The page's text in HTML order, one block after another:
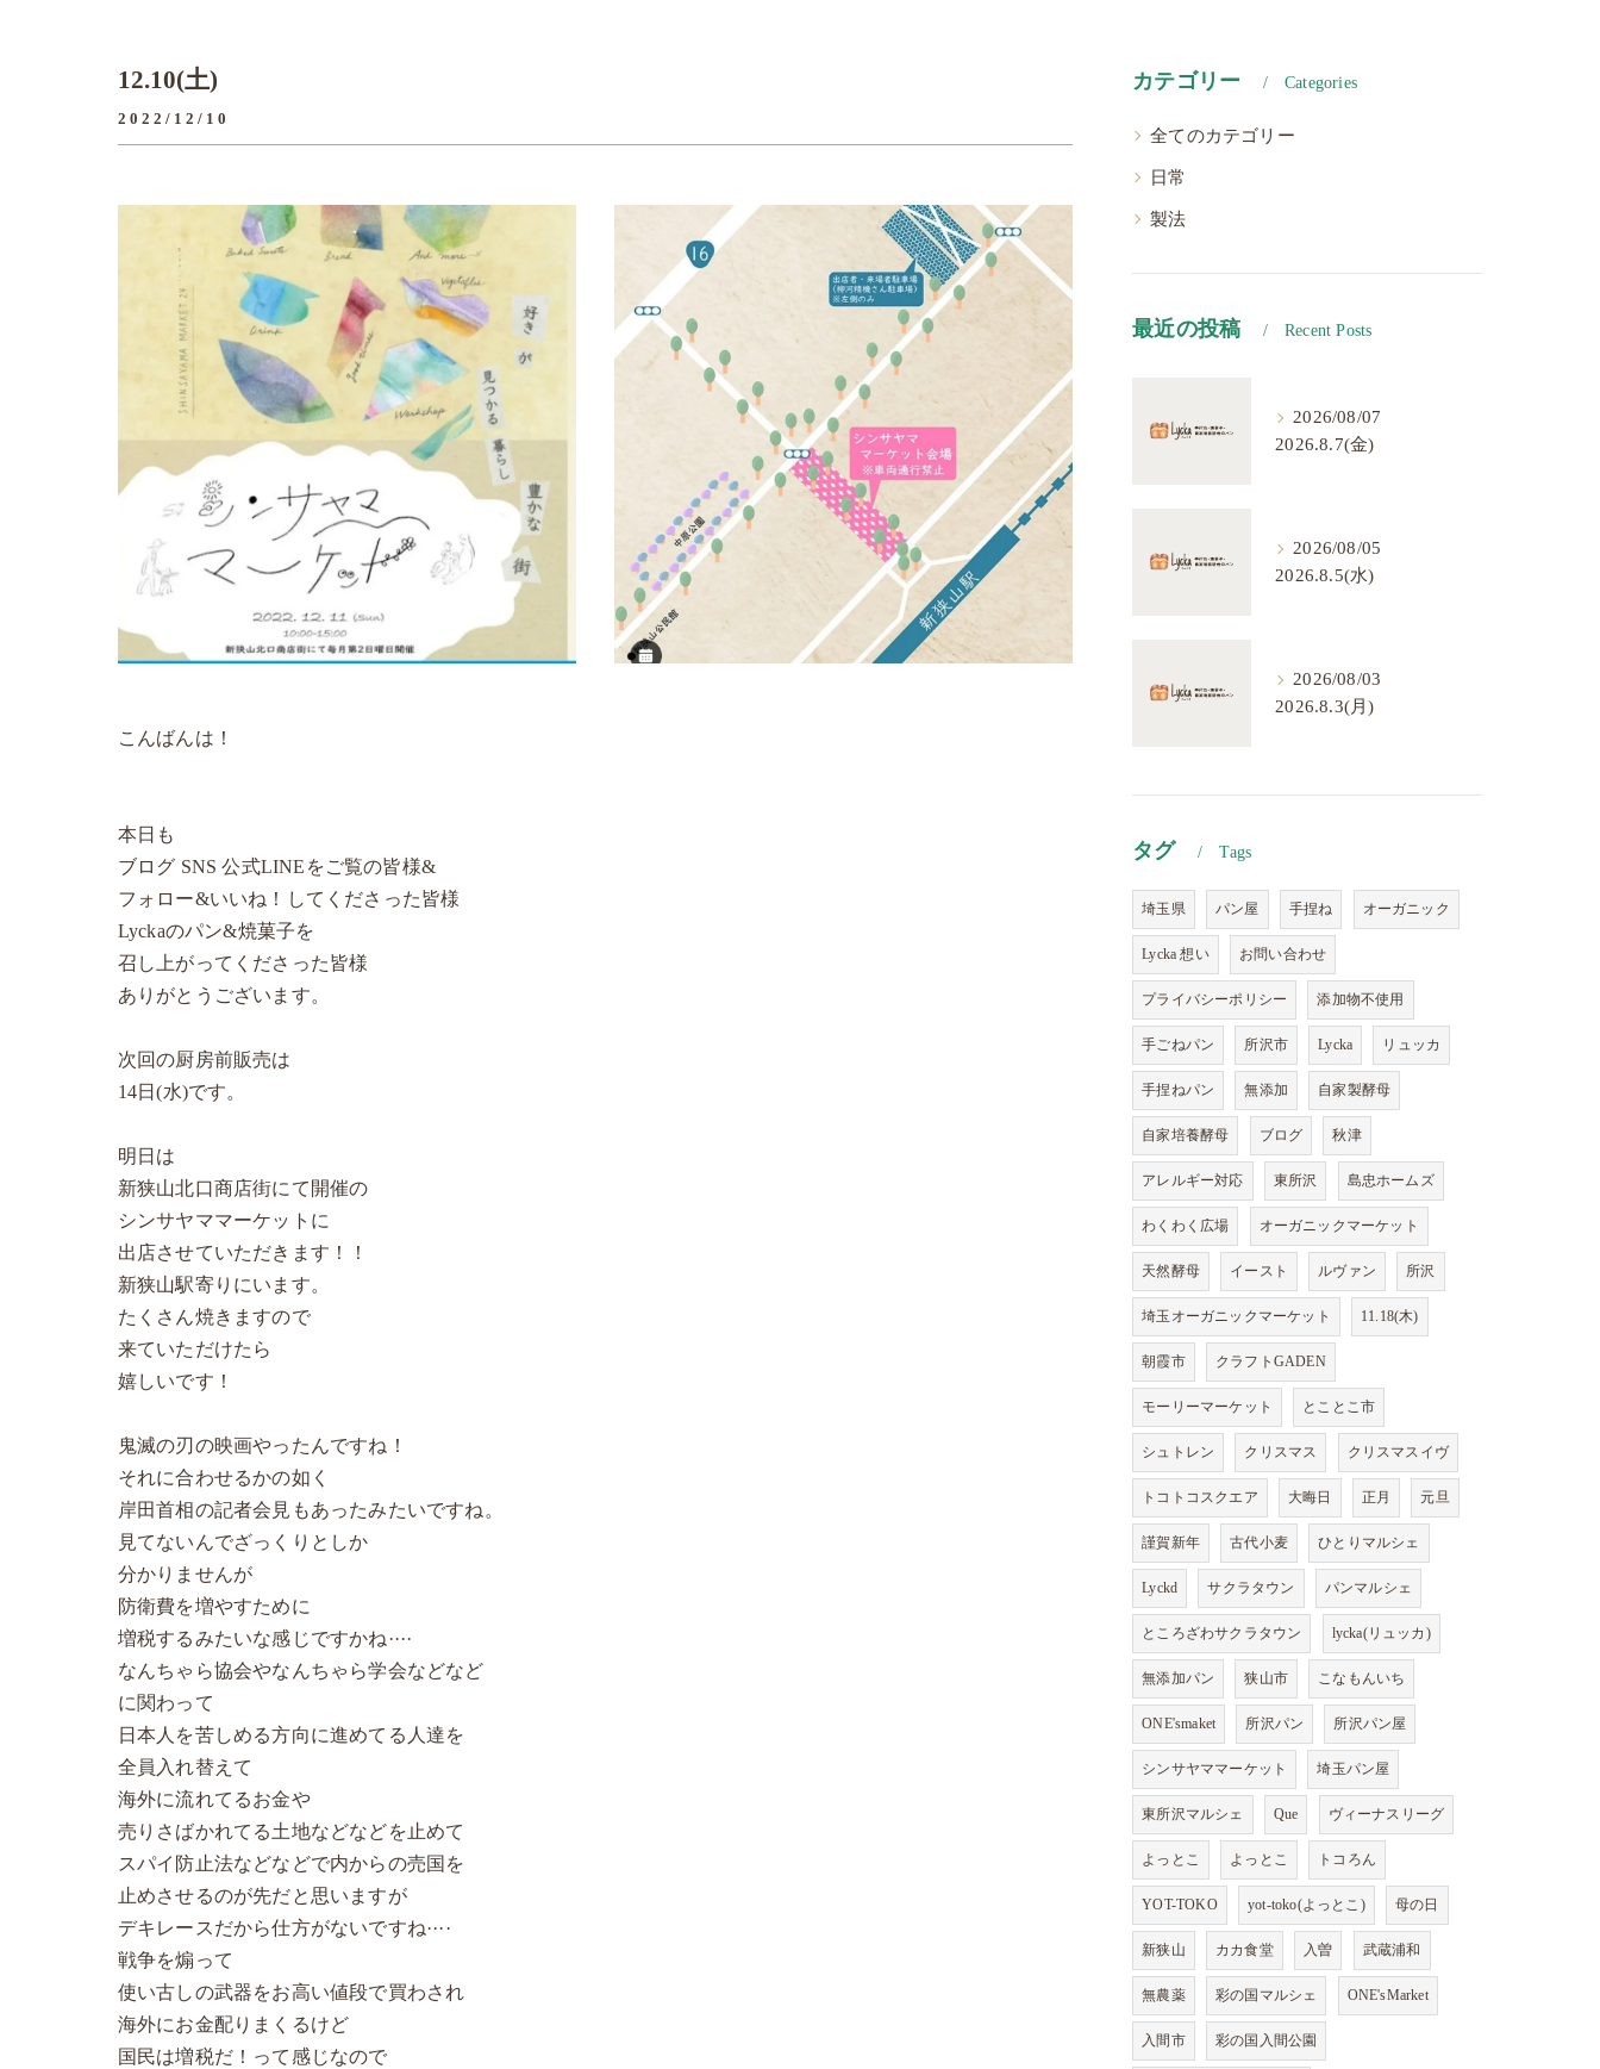
12.10(土)
2022/12/10
こんばんは！
本日も
ブログ SNS 公式LINEをご覧の皆様&
フォロー&いいね！してくださった皆様
Lyckaのパン&焼菓子を
召し上がってくださった皆様
ありがとうございます。
次回の厨房前販売は
14日(水)です。
明日は
新狭山北口商店街にて開催の
シンサヤママーケットに
出店させていただきます！！
新狭山駅寄りにいます。
たくさん焼きますので
来ていただけたら
嬉しいです！
鬼滅の刃の映画やったんですね！
それに合わせるかの如く
岸田首相の記者会見もあったみたいですね。
見てないんでざっくりとしか
分かりませんが
防衛費を増やすために
増税するみたいな感じですかね····
なんちゃら協会やなんちゃら学会などなど
に関わって
日本人を苦しめる方向に進めてる人達を
全員入れ替えて
海外に流れてるお金や
売りさばかれてる土地などなどを止めて
スパイ防止法などなどで内からの売国を
止めさせるのが先だと思いますが
デキレースだから仕方がないですね····
戦争を煽って
使い古しの武器をお高い値段で買わされ
海外にお金配りまくるけど
国民は増税だ！って感じなので
カテゴリー Categories
全てのカテゴリー
日常
製法
最近の投稿 Recent Posts
2026/08/07
2026.8.7(金)
2026/08/05
2026.8.5(水)
2026/08/03
2026.8.3(月)
タグ Tags
埼玉県 パン屋 手捏ね オーガニック
Lycka 想い お問い合わせ
プライバシーポリシー 添加物不使用
手ごねパン 所沢市 Lycka リュッカ
手捏ねパン 無添加 自家製酵母
自家培養酵母 ブログ 秋津
アレルギー対応 東所沢 島忠ホームズ
わくわく広場 オーガニックマーケット
天然酵母 イースト ルヴァン 所沢
埼玉オーガニックマーケット 11.18(木)
朝霞市 クラフトGADEN
モーリーマーケット とことこ市
シュトレン クリスマス クリスマスイヴ
トコトコスクエア 大晦日 正月 元旦
謹賀新年 古代小麦 ひとりマルシェ
Lyckd サクラタウン パンマルシェ
ところざわサクラタウン lycka(リュッカ)
無添加パン 狭山市 こなもんいち
ONE'smaket 所沢パン 所沢パン屋
シンサヤママーケット 埼玉パン屋
東所沢マルシェ Que ヴィーナスリーグ
よっとこ よっとこ トコろん
YOT-TOKO yot-toko(よっとこ) 母の日
新狭山 カカ食堂 入曽 武蔵浦和
無農薬 彩の国マルシェ ONE'sMarket
入間市 彩の国入間公園